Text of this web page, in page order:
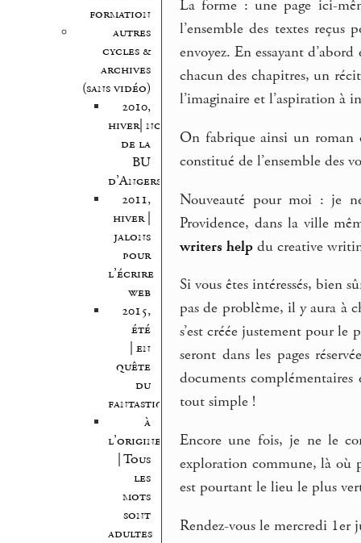
formation
autres
cycles &
archives
(sans vidéo)
2010,
hiver| nocturnes
de la
BU
d’Angers
2011,
hiver |
jalons
pour
l’écrire
web
2015,
été
| en
quête
du
fantastique
à
l’origine
| Tous
les
mots
sont
adultes
La forme : une page ici-
l’ensemble des textes
envoyez. En essayant
chacun des chapitres, un
l’imaginaire et l’aspiration à
On fabrique ainsi un roman
constitué de l’ensemble des
Nouveauté pour moi : je
Providence, dans la ville
writers help du creative
Si vous êtes intéressés, bien
pas de problème, il y aura à
s’est créée justement pour le
seront dans les pages
documents
tout simple !
Encore une fois, je ne le
exploration commune, là où
est pourtant le lieu le plus
Rendez-vous le mercredi